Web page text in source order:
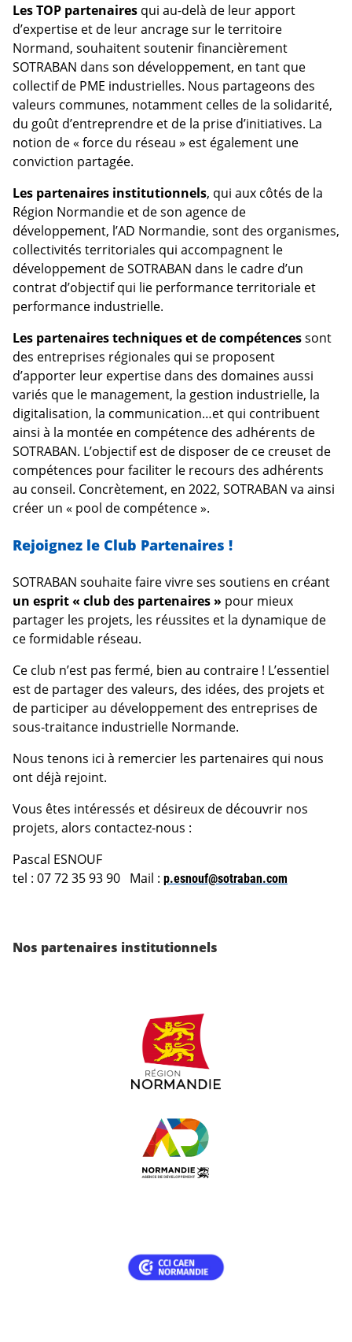
Les TOP partenaires qui au-delà de leur apport
d’expertise et de leur ancrage sur le territoire
Normand, souhaitent soutenir financièrement
SOTRABAN dans son développement, en tant que
collectif de PME industrielles. Nous partageons des
valeurs communes, notamment celles de la solidarité,
du goût d’entreprendre et de la prise d’initiatives. La
notion de « force du réseau » est également une
conviction partagée.
Les partenaires institutionnels, qui aux côtés de la
Région Normandie et de son agence de
développement, l’AD Normandie, sont des organismes,
collectivités territoriales qui accompagnent le
développement de SOTRABAN dans le cadre d’un
contrat d’objectif qui lie performance territoriale et
performance industrielle.
Les partenaires techniques et de compétencessont
des entreprises régionales qui se proposent
d’apporter leur expertise dans des domaines aussi
variés que le management, la gestion industrielle, la
digitalisation, la communication…et qui contribuent
ainsi à la montée en compétence des adhérents de
SOTRABAN. L’objectif est de disposer de ce creuset de
compétences pour faciliter le recours des adhérents
au conseil. Concrètement, en 2022, SOTRABAN va ainsi
créer un « pool de compétence ».
Rejoignez le Club Partenaires !
SOTRABAN souhaite faire vivre ses soutiens en créant
un esprit « club des partenaires » pour mieux
partager les projets, les réussites et la dynamique de
ce formidable réseau.
Ce club n’est pas fermé, bien au contraire ! L’essentiel
est de partager des valeurs, des idées, des projets et
de participer au développement des entreprises de
sous-traitance industrielle Normande.
Nous tenons ici à remercier les partenaires qui nous
ont déjà rejoint.
Vous êtes intéressés et désireux de découvrir nos
projets, alors contactez-nous :
Pascal ESNOUF
tel : 07 72 35 93 90 Mail : p.esnouf@sotraban.com
Nos partenaires institutionnels